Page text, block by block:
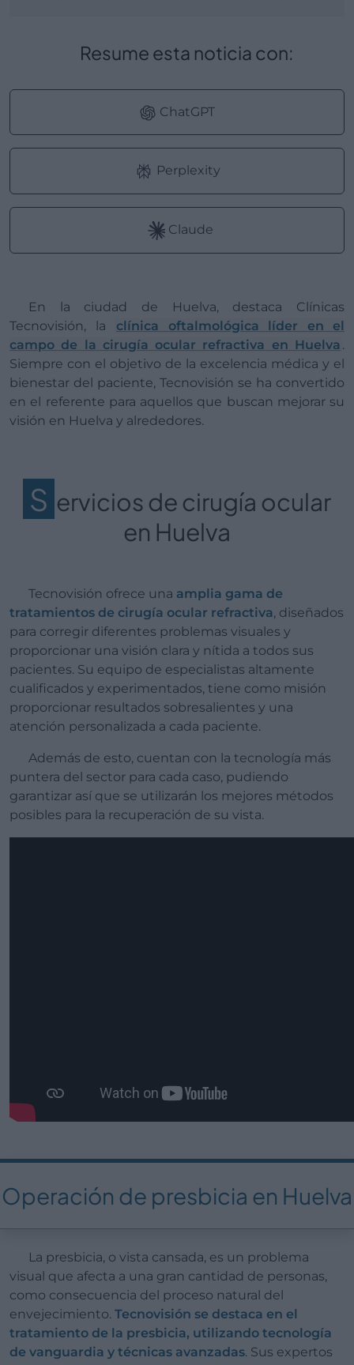
Resume esta noticia con:
ChatGPT
Perplexity
Claude
En la ciudad de Huelva, destaca Clínicas
Tecnovisión, la
clínica oftalmológica líder en el
campo de la cirugía ocular refractiva en Huelva .
Siempre con el objetivo de la excelencia médica y el
bienestar del paciente, Tecnovisión se ha convertido
en el referente para aquellos que buscan mejorar su
visión en Huelva y alrededores.
S ervicios de cirugía ocular
en Huelva
Tecnovisión ofrece una amplia gama de
tratamientos de cirugía ocular refractiva, diseñados
para corregir diferentes problemas visuales y
proporcionar una visión clara y nítida a todos sus
pacientes. Su equipo de especialistas altamente
cualificados y experimentados, tiene como misión
proporcionar resultados sobresalientes y una
atención personalizada a cada paciente.
Además de esto, cuentan con la tecnología más
puntera del sector para cada caso, pudiendo
garantizar así que se utilizarán los mejores métodos
posibles para la recuperación de su vista.
Operación de presbicia en Huelva
La presbicia, o vista cansada, es un problema
visual que afecta a una gran cantidad de personas,
como consecuencia del proceso natural del
envejecimiento. Tecnovisión se destaca en el
tratamiento de la presbicia, utilizando tecnología
de vanguardia y técnicas avanzadas. Sus expertos